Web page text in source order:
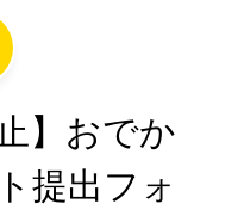
】おでか
提出フォ